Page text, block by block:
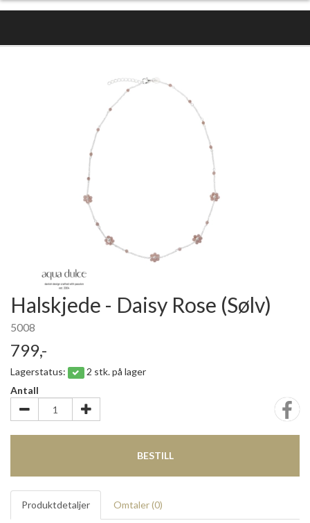
Halskjede - Daisy Rose (Sølv)
5008
799,-
Lagerstatus:
2 stk. på lager
Antall
BESTILL
Produktdetaljer Omtaler (0)